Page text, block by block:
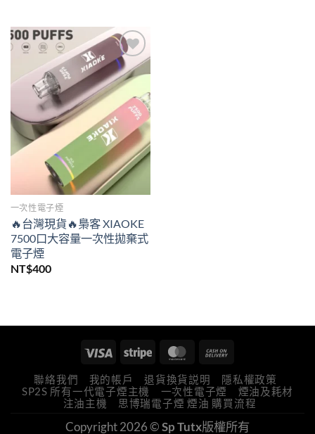
Add to
wishlist
一次性電子煙
🔥台灣現貨🔥梟客 XIAOKE
7500口大容量一次性拋棄式
電子煙
NT$400
聯絡我們 我的帳戶 退貨換貨説明
隱私權政策
SP2S 所有一代電子煙主機
一次性電子煙
煙油及耗材
注油主機
思博瑞電子煙 煙油 購買流程
Copyright 2026 ©Sp Tutx版權所有